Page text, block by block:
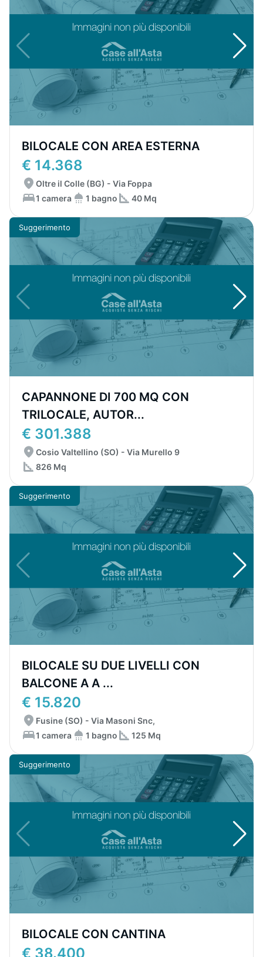
BILOCALE CON AREA ESTERNA
€ 14.368
Oltre il Colle (BG) - Via Foppa
1 camera
1 bagno 40 Mq
Suggerimento
CAPANNONE DI 700 MQ CON
TRILOCALE, AUTOR...
€ 301.388
Cosio Valtellino (SO) - Via Murello 9
826 Mq
Suggerimento
BILOCALE SU DUE LIVELLI CON
BALCONE A A ...
€ 15.820
Fusine (SO) - Via Masoni Snc,
1 camera
1 bagno 125 Mq
Suggerimento
BILOCALE CON CANTINA
€ 38.400